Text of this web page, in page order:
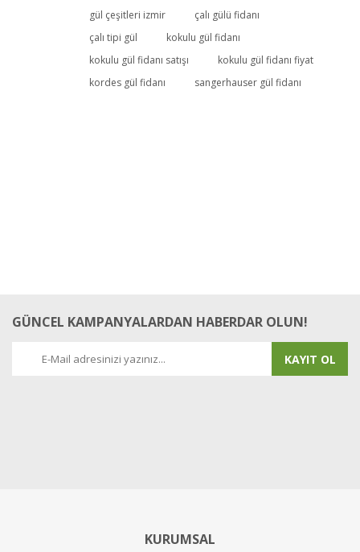
Şubat başında iki gül çeşidini aldım o kadar güzel kargolanmıştı ki
çok memnun kaldım ürünümde çok sağlıklı çok güzeldi hemen ektim
gül çeşitleri izmir
çalı gülü fidanı
çalı tipi gül
kokulu gül fidanı
kokulu gül fidanı satışı
kokulu gül fidanı fiyat
kordes gül fidanı
sangerhauser gül fidanı
GÜNCEL KAMPANYALARDAN HABERDAR OLUN!
KAYIT OL
KURUMSAL